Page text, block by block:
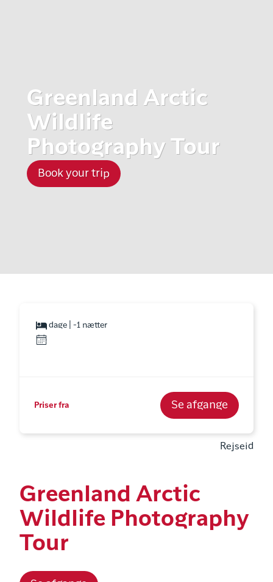
Greenland Arctic
Wildlife
Photography Tour
Book your trip
dage | -1 nætter
Priser fra Se afgange
Rejseid
Greenland Arctic
Wildlife Photography
Tour